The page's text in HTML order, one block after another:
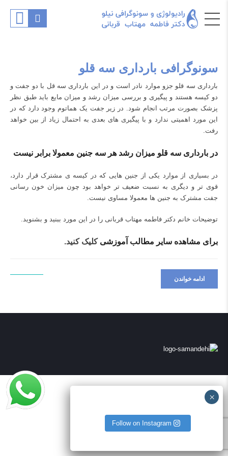
سونوگرافی بارداری سه قلو
بارداری سه قلو جزو موارد نادر است و در این بارداری سه قل با دو جفت و
دو کیسه هستند و پیگیری و بررسی میزان رشد و میزان مایع باید طبق نظر
پزشک بصورت مرتب انجام شود. در زیر جفت یک هماتوم وجود دارد که در
این مورد اهمیتی ندارد و با پیگیری های بعدی به احتمال زیاد از بین خواهد
رفت.
در بارداری سه قلو میزان رشد هر سه جنین معمولا برابر نیست
در بسیاری از موارد یکی از جنین هایی که در کیسه ی مشترک قرار دارد،
قوی تر و دیگری به نسبت ضعیف تر خواهد بود چون میزان خون رسانی
جفت مشترک به جنین ها معمولا مساوی نیست.
توضیحات خانم دکتر فاطمه مهتاب قربانی را در این مورد ببنید و بشنوید.
برای مشاهده سایر مطالب آموزشیکلیک کنید.
ادامه خواندن
Follow on Instagram